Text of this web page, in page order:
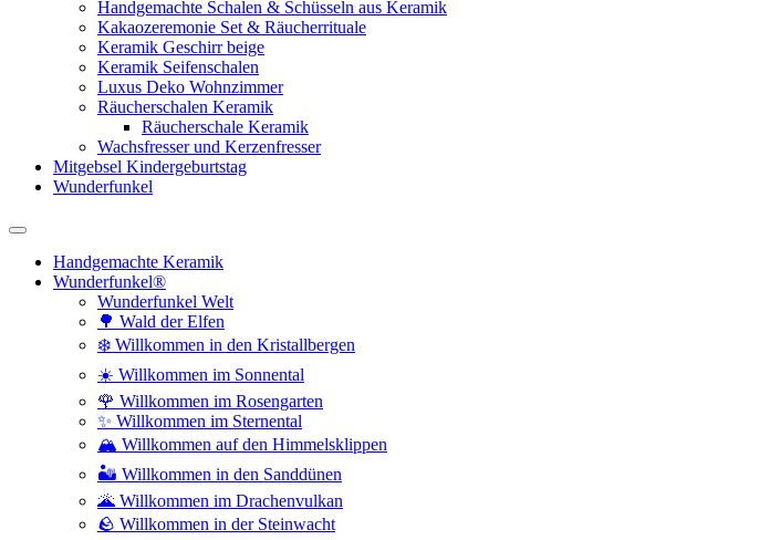
Handgemachte Schalen & Schüsseln aus Keramik
Kakaozeremonie Set & Räucherrituale
Keramik Geschirr beige
Keramik Seifenschalen
Luxus Deko Wohnzimmer
Räucherschalen Keramik
Räucherschale Keramik
Wachsfresser und Kerzenfresser
Mitgebsel Kindergeburtstag
Wunderfunkel
Handgemachte Keramik
Wunderfunkel®
Wunderfunkel Welt
🌳 Wald der Elfen
❄️ Willkommen in den Kristallbergen
☀️ Willkommen im Sonnental
🌹 Willkommen im Rosengarten
✨ Willkommen im Sternental
🏔️ Willkommen auf den Himmelsklippen
🏜️ Willkommen in den Sanddünen
🌋 Willkommen im Drachenvulkan
🪨 Willkommen in der Steinwacht